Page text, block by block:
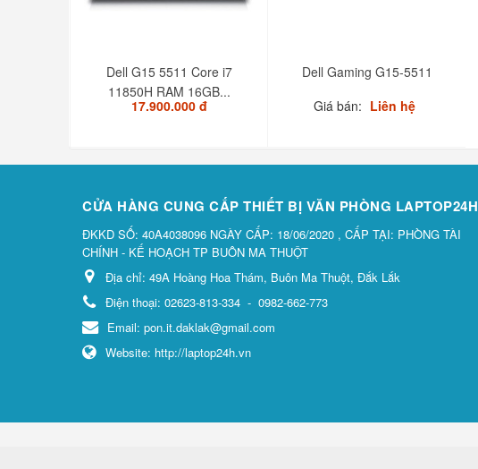
Dell G15 5511 Core i7
11850H RAM 16GB...
17.900.000 đ
Dell Gaming G15-5511
Giá bán: Liên hệ
CỬA HÀNG CUNG CẤP THIẾT BỊ VĂN PHÒNG LAPTOP24H
ĐKKD SỐ: 40A4038096 NGÀY CẤP: 18/06/2020 , CẤP TẠI: PHÒNG TÀI
CHÍNH - KẾ HOẠCH TP BUÔN MA THUỘT
Địa chỉ: 49A Hoàng Hoa Thám, Buôn Ma Thuột, Đắk Lắk
Điện thoại: 02623-813-334 - 0982-662-773
Email: pon.it.daklak@gmail.com
Website: http://laptop24h.vn